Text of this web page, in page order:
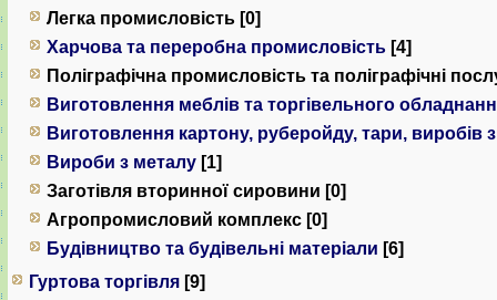
Легка промисловість [0]
Харчова та переробна промисловість [4]
Поліграфічна промисловість та поліграфічні
Виготовлення меблів та торгівельного
Виготовлення картону, руберойду, тари, виробів
Вироби з металу [1]
Заготівля вторинної сировини [0]
Агропромисловий комплекс [0]
Будівництво та будівельні матеріали [6]
Гуртова торгівля [9]